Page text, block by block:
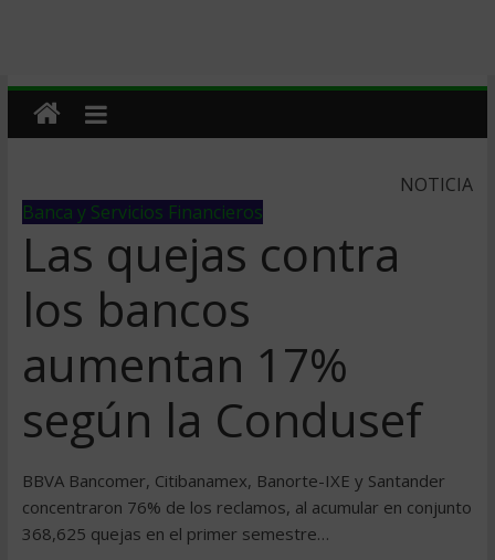
NOTICIA
Banca y Servicios Financieros
Las quejas contra
los bancos
aumentan 17%
según la Condusef
BBVA Bancomer, Citibanamex, Banorte-IXE y Santander
concentraron 76% de los reclamos, al acumular en conjunto
368,625 quejas en el primer semestre…